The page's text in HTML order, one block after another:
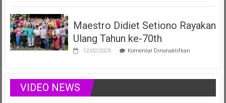
Positif
Elizabeth,
Anak
Sumsel
Siap
Harumkan
Ajang
Juli
Maestro Didiet Setiono Rayakan
Ulang Tahun ke-70th
12/02/2025 Komentar Dinonaktifkanpada
Setiono
Rayakan
Tahun
VIDEO NEWS